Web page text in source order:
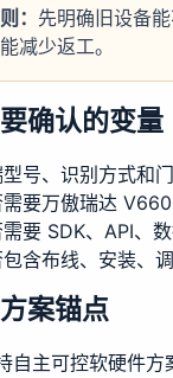
： 先明确旧设备
减少返工。
确认的变量
号、识别方式和
需要万傲瑞达
需要 SDK、API、
包含布线、安装、
案锚点
自主可控软硬件方